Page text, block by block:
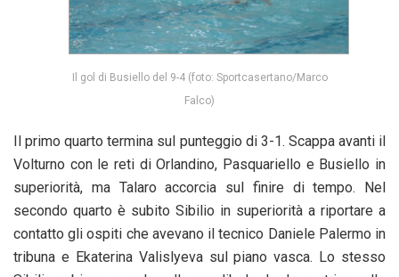
Il gol di Busiello del 9-4 (foto: Sportcasertano/Marco
Falco)
Il primo quarto termina sul punteggio di 3-1. Scappa avanti il
Volturno con le reti di Orlandino, Pasquariello e Busiello in
superiorità, ma Talaro accorcia sul finire di tempo. Nel
secondo quarto è subito Sibilio in superiorità a riportare a
contatto gli ospiti che avevano il tecnico Daniele Palermo in
tribuna e Ekaterina Valislyeva sul piano vasca. Lo stesso